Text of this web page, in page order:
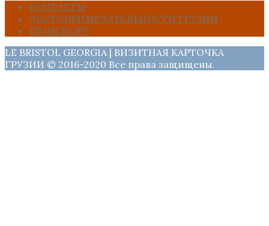
КОНТАКТЫ
ДОСТОПРИМЕЧАТЕЛЬНОСТИ ГРУЗИИ
ТРАНСПОРТ
LE BRISTOL GEORGIA | ВИЗИТНАЯ КАРТОЧКА
ГРУЗИИ © 2016-2020 Все права защищены.